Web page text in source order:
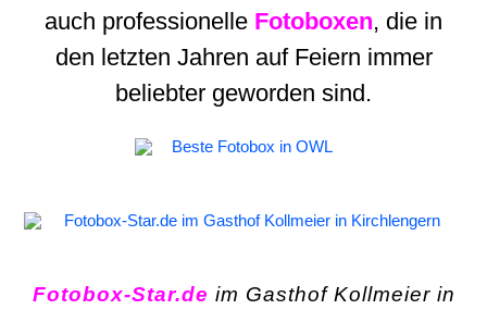
auch professionelle Fotoboxen, die in
den letzten Jahren auf Feiern immer
beliebter geworden sind.
Fotobox-Star.de im Gasthof Kollmeier in